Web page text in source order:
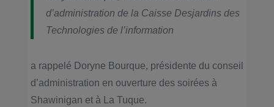
d’administration de la Caisse Desjardins des
Technologies de l’information
a rappelé Doryne Bourque, présidente du conseil
d’administration en ouverture des soirées à
Shawinigan et à La Tuque.